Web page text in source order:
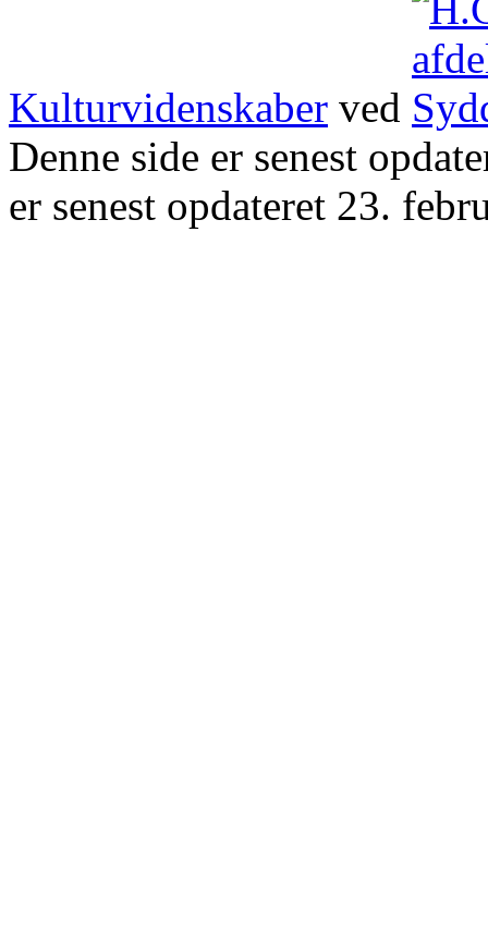
Kulturvidenskaber ved
Denne side er senest
er senest opdateret 23.